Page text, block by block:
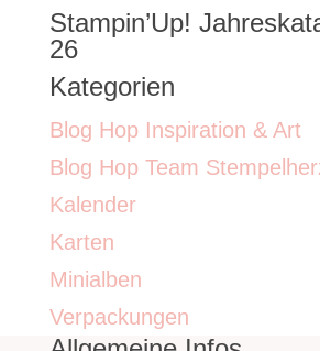
Stampin’Up!
26
Kategorien
Blog Hop Inspiration & Art
Blog Hop Team
Kalender
Karten
Minialben
Verpackungen